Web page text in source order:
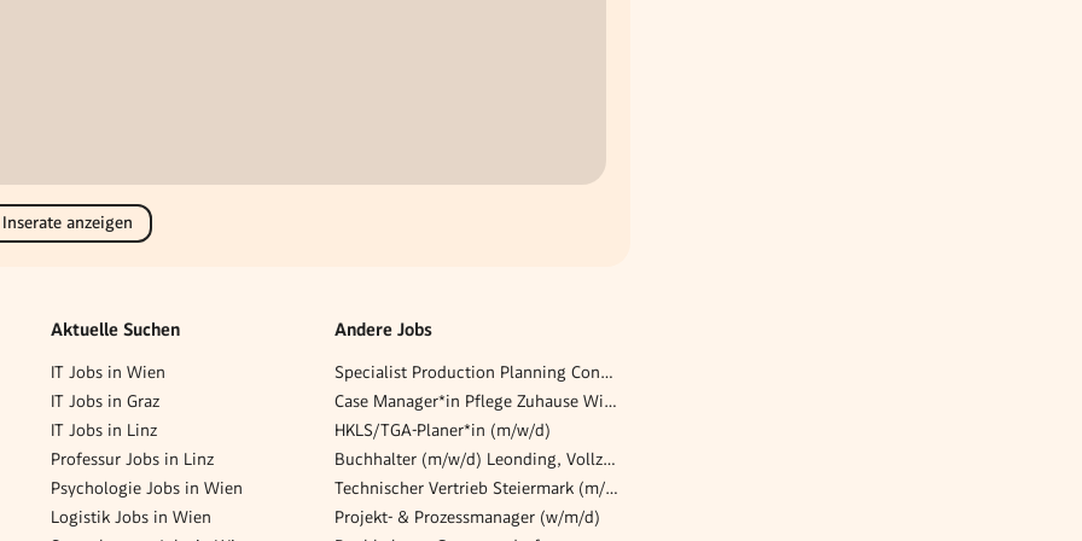
anzeigen
Aktuelle Suchen
IT Jobs in Wien
IT Jobs in Graz
IT Jobs in Linz
Professur Jobs in Linz
Psychologie Jobs in Wien
Logistik Jobs in Wien
Andere Jobs
Specialist Production Planning Control
Case Manager*in Pflege Zuhause Wiental (13. Bezirk)
HKLS/TGA-Planer*in (m/w/d)
Buchhalter (m/w/d) Leonding, Vollzeit/Teilzeit
Technischer Vertrieb Steiermark (m/w/x)
Projekt- & Prozessmanager (w/m/d)